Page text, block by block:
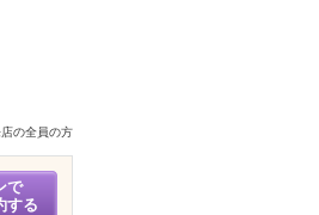
の全員の方
で
する